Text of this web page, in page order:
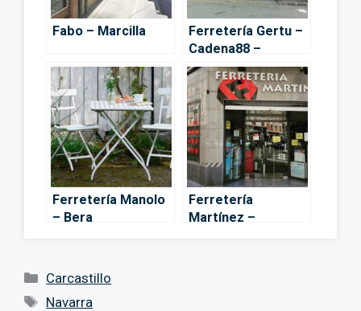
Fabo – Marcilla
Ferretería Gertu –
Cadena88 –
Alsasua
Ferretería Manolo
– Bera
Ferretería
Martínez –
Categorías
Carcastillo
Etiquetas
Navarra